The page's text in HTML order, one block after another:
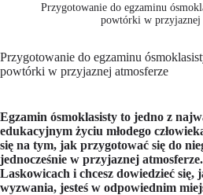
Przygotowanie do egzaminu
powtórki w przyjaznej
Przygotowanie do egzaminu
powtórki w przyjaznej atmosferze
Egzamin ósmoklasisty to jedno z
edukacyjnym życiu młodego
się na tym, jak przygotować się do
jednocześnie w przyjaznej
Laskowicach i chcesz dowiedzieć się,
wyzwania, jesteś w odpowiednim